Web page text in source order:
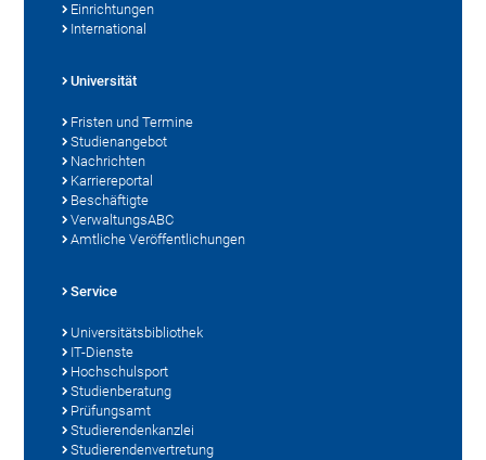
Einrichtungen
International
Universität
Fristen und Termine
Studienangebot
Nachrichten
Karriereportal
Beschäftigte
VerwaltungsABC
Amtliche Veröffentlichungen
Service
Universitätsbibliothek
IT-Dienste
Hochschulsport
Studienberatung
Prüfungsamt
Studierendenkanzlei
Studierendenvertretung